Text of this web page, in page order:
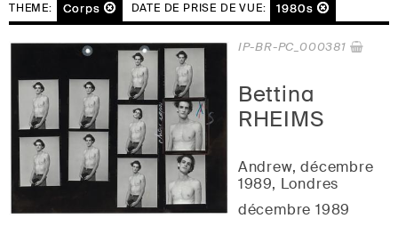
THEME: Corps DATE DE PRISE DE VUE: 1980s
Bettina
RHEIMS
Andrew, décembre
1989, Londres
décembre 1989
IP-BR-PC_000381